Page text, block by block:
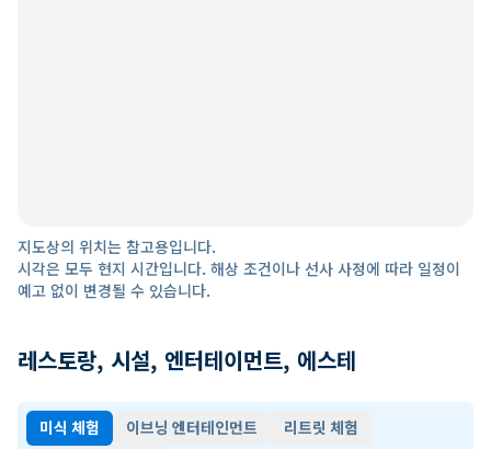
지도상의 위치는 참고용입니다.
시각은 모두 현지 시간입니다. 해상 조건이나 선사 사정에 따라 일정이
예고 없이 변경될 수 있습니다.
레스토랑, 시설, 엔터테이먼트, 에스테
미식 체험 이브닝 엔터테인먼트
리트릿 체험